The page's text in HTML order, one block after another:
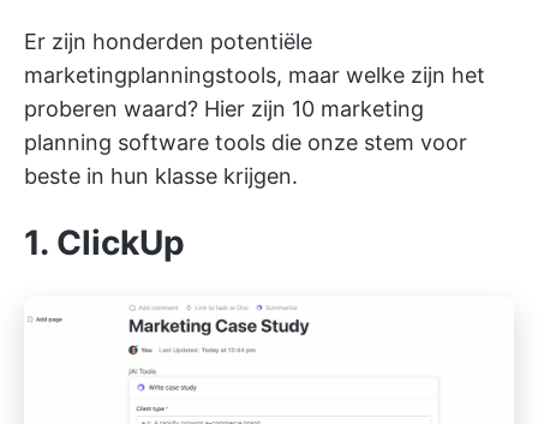
Er zijn honderden potentiële
marketingplanningstools, maar welke zijn het
proberen waard? Hier zijn 10 marketing
planning software tools die onze stem voor
beste in hun klasse krijgen.
1. ClickUp